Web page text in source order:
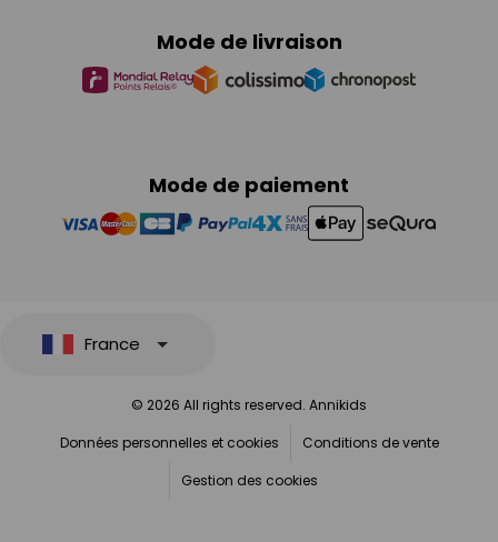
Mode de paiement
Mode de livraison
France
© 2026 All rights reserved. Annikids
Données personnelles et cookies
Conditions de vente
Gestion des cookies